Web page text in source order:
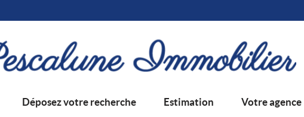
Déposez votre recherche Estimation Votre agence